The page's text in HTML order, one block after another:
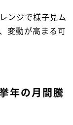
ンジで様子見ム
変動が高まる可
年の月間騰